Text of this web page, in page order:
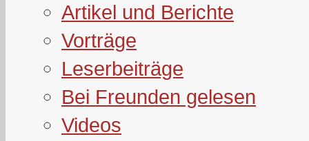
Artikel und Berichte
Vorträge
Leserbeiträge
Bei Freunden gelesen
Videos